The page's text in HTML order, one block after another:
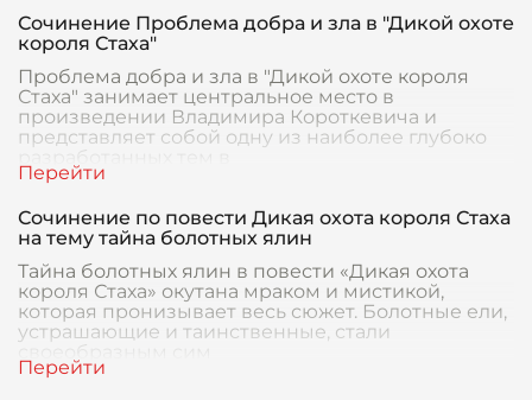
Сочинение Проблема добра и зла в "Дикой охоте
короля Стаха"
Проблема добра и зла в "Дикой охоте короля
Стаха" занимает центральное место в
произведении Владимира Короткевича и
представляет собой одну из наиболее глубоко
разработанных тем в
Сочинение по повести Дикая охота короля Стаха
на тему тайна болотных ялин
Тайна болотных ялин в повести «Дикая охота
короля Стаха» окутана мраком и мистикой,
которая пронизывает весь сюжет. Болотные ели,
устрашающие и таинственные, стали
своеобразным сим